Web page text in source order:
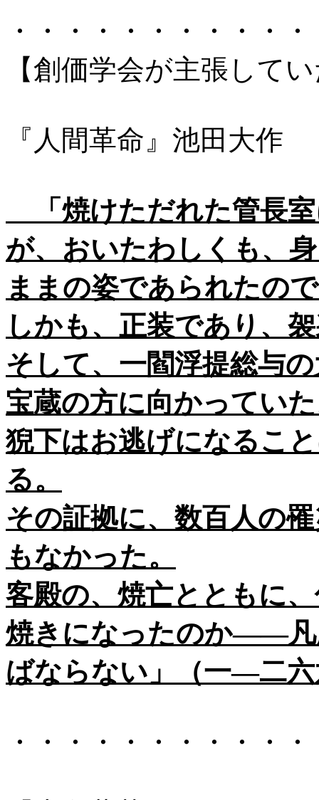
・・・・・・・・・・
【創価学会が主張して
『人間革命』池田大作
「焼けただれた管長
が、おいたわしくも、
ままの姿であられたの
しかも、正装であり、
そして、一閻浮提総与
宝蔵の方に向かってい
猊下はお逃げになるこ
る。
その証拠に、数百人の
もなかった。
客殿の、焼亡とともに
焼きになったのか――凡
ばならない」（一―二
・・・・・・・・・・